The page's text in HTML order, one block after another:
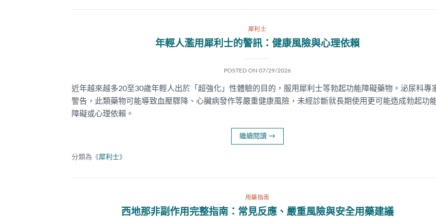
犀利士
年輕人濫用犀利士的警訊：健康風險與心理依賴
POSTED ON 07/29/2026
近年越來越多20至30歲年輕人出於「超強化」性體驗的目的，服用犀利士等勃起功能障礙藥物。泌尿科專
警告，此類藥物可能導致血壓驟降、心臟病發作等嚴重健康風險，未經診斷就長期使用更可能造成勃起功
障礙或心理依賴。
繼續閱讀 →
分類為《犀利士》
用藥指南
西地那非副作用完整指南：常見反應、嚴重風險與安全用藥建議